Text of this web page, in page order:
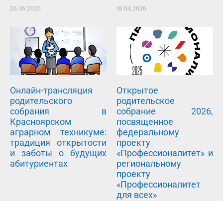
26.06.2026 18.04.2026
Онлайн-трансляция
родительского
собрания в
Красноярском
аграрном техникуме:
традиция открытости
и заботы о будущих
абитуриентах
Открытое
родительское
собрание 2026,
посвященное
федеральному
проекту
«Профессионалитет» и
региональному
проекту
«Профессионалитет
для всех»